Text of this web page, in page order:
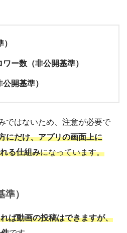
ー数（非公開基準）
開基準）
ではないため、注意が必要で
にだけ、アプリの画面上に
る仕組みになっています。
）
ば動画の投稿はできますが、